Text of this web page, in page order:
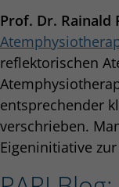
Prof. Dr. Rainald
reflektorischen
entsprechender
verschrieben.
Eigeninitiative